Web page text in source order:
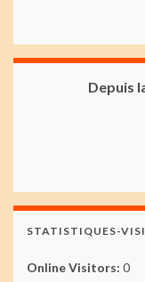
Depuis
STATISTIQUES-
Online Visitors: 0